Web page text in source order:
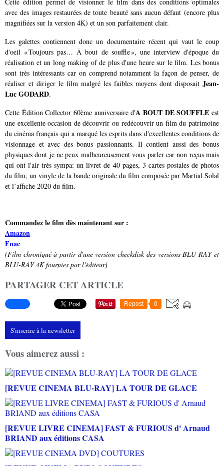
avec des images restaurées de toute beauté sans aucun défaut (encore plus
magnifiées sur la version 4K) et un son parfaitement clair.
Les galettes contiennent donc un documentaire récent qui vaut le coup
d'oeil « Toujours pas… À bout de souffle », une interview d'époque du
réalisation et un long making of de plus d'une heure sur le film. Les bonus
sont très intéressants car on comprend notamment la façon de penser, de
réaliser et diriger le film malgré les faibles moyens dont disposait Jean-
Luc GODARD.
Cette Édition Collector 60ème anniversaire d'A BOUT DE SOUFFLE est
une excellente occasion de découvrir ou redécouvrir un film du patrimoine
du cinéma français qui a marqué les esprits dans d'excellentes conditions de
visionnage et avec des bonus passionnants. Il contient aussi des bonus
physiques dont je ne peux malheureusement vous parler car non reçus mais
qui ont l'air très sympa: un livret de 40 pages, 3 cartes postales de photos
du film, un vinyle de la bande originale du film composée par Martial Solal
et l’affiche 2020 du film.
Commandez le film dès maintenant sur :
Amazon
Fnac
(Film chroniqué à partir d'une version checkdisk des versions BLU-RAY et
BLU-RAY 4K fournies par l'éditeur)
PARTAGER CET ARTICLE
Repost 0
S'inscrire à la newsletter
Vous aimerez aussi :
[REVUE CINEMA BLU-RAY] LA TOUR DE GLACE
[REVUE LIVRE CINEMA] FAST & FURIOUS d' Arnaud
BRIAND aux éditions CASA